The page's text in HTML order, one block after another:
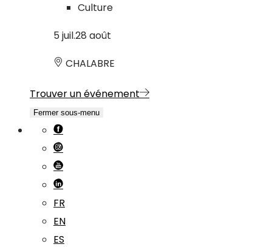
Culture
5 juil.28 août
CHALABRE
Trouver un événement
Fermer sous-menu
FR
EN
ES